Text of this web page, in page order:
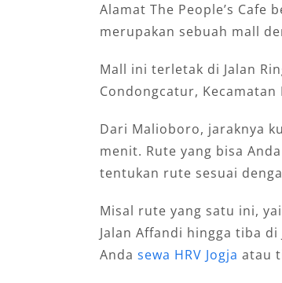
Alamat The People’s Cafe
merupakan sebuah mall
Mall ini terletak di Jalan
Condongcatur, Kecamatan
Dari Malioboro, jaraknya
menit. Rute yang bisa
tentukan rute sesuai
Misal rute yang satu ini,
Jalan Affandi hingga tiba
Anda sewa HRV Jogja atau